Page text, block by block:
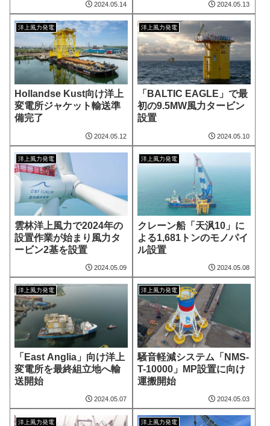
2024.05.14 2024.05.13
洋上風力発電
Hollandse Kust向け洋上
変電所ジャケット輸送準
備完了
2024.05.12
洋上風力発電
「BALTIC EAGLE」で最
初の9.5MW風力タービン
設置
2024.05.10
洋上風力発電
雲林洋上風力で2024年の
設置作業が始まり風力タ
ービン2基を設置
2024.05.09
洋上風力発電
クレーン船「天沨10」に
よる1,681トンのモノパイ
ル設置
2024.05.08
洋上風力発電
「East Anglia」向け洋上
変電所を最終組立地へ輸
送開始
2024.05.07
洋上風力発電
騒音軽減システム「NMS-
T-10000」MP設置に向け
運搬開始
2024.05.03
洋上風力発電 洋上風力発電